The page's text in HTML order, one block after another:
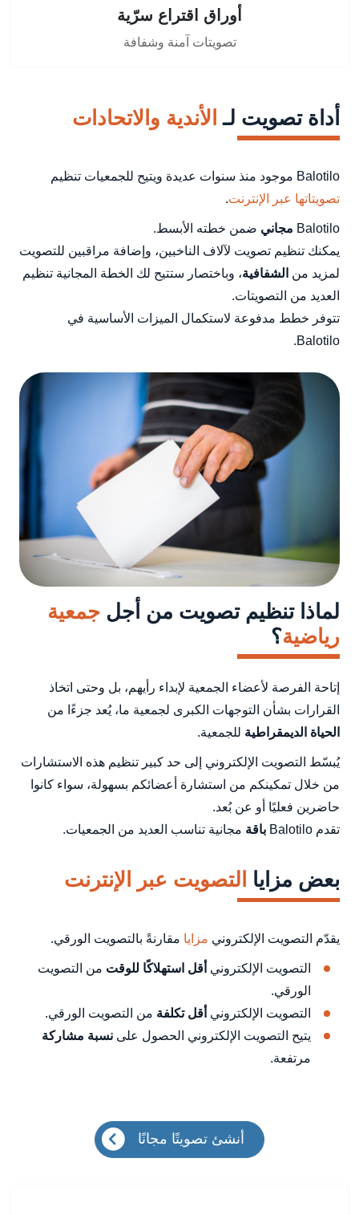
أوراق اقتراع سرّية
تصويتات آمنة وشفافة
أداة تصويت لـ الأندية والاتحادات
Balotilo موجود منذ سنوات عديدة ويتيح للجمعيات تنظيم
تصويتاتها عبر الإنترنت.
Balotilo مجاني ضمن خطته الأبسط.
يمكنك تنظيم تصويت لآلاف الناخبين، وإضافة مراقبين للتصويت
لمزيد من الشفافية، وباختصار ستتيح لك الخطة المجانية تنظيم
العديد من التصويتات.
تتوفر خطط مدفوعة لاستكمال الميزات الأساسية في
Balotilo.
لماذا تنظيم تصويت من أجل جمعية
رياضية؟
إتاحة الفرصة لأعضاء الجمعية لإبداء رأيهم، بل وحتى اتخاذ
القرارات بشأن التوجهات الكبرى لجمعية ما، يُعد جزءًا من
الحياة الديمقراطية للجمعية.
يُبسّط التصويت الإلكتروني إلى حد كبير تنظيم هذه الاستشارات
من خلال تمكينكم من استشارة أعضائكم بسهولة، سواء كانوا
حاضرين فعليًا أو عن بُعد.
تقدم Balotilo
باقة مجانية تناسب العديد من الجمعيات.
بعض مزايا التصويت عبر الإنترنت
يقدّم التصويت الإلكتروني مزايا مقارنةً بالتصويت الورقي.
التصويت الإلكتروني أقل استهلاكًا للوقت من التصويت
الورقي.
التصويت الإلكتروني أقل تكلفة من التصويت الورقي.
يتيح التصويت الإلكتروني الحصول على نسبة مشاركة
مرتفعة.
أنشئ تصويتًا مجانًا